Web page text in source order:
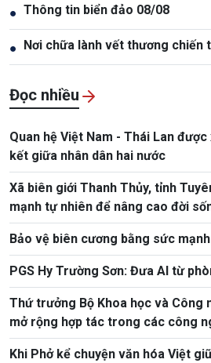
● Thông tin biển đảo 08/08
● Nơi chữa lành vết thương chiến
Đọc nhiều
Quan hệ Việt Nam - Thái Lan
kết giữa nhân dân hai nước
Xã biên giới Thanh Thủy, tỉnh
mạnh tự nhiên để nâng cao đời
Bảo vệ biên cương bằng sức
PGS Hy Trường Sơn: Đưa AI từ
Thứ trưởng Bộ Khoa học và Công
mở rộng hợp tác trong các công
Khi Phở kể chuyện văn hóa Việt